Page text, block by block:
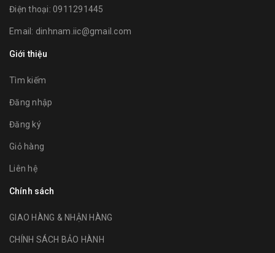
Điện thoại: 0911291445
Email: dinhnam.iic@gmail.com
Giới thiệu
Tìm kiếm
Đăng nhập
Đăng ký
Giỏ hàng
Liên hệ
Chính sách
GIAO HÀNG & NHẬN HÀNG
CHÍNH SÁCH BẢO HÀNH